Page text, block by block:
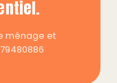
ménage et